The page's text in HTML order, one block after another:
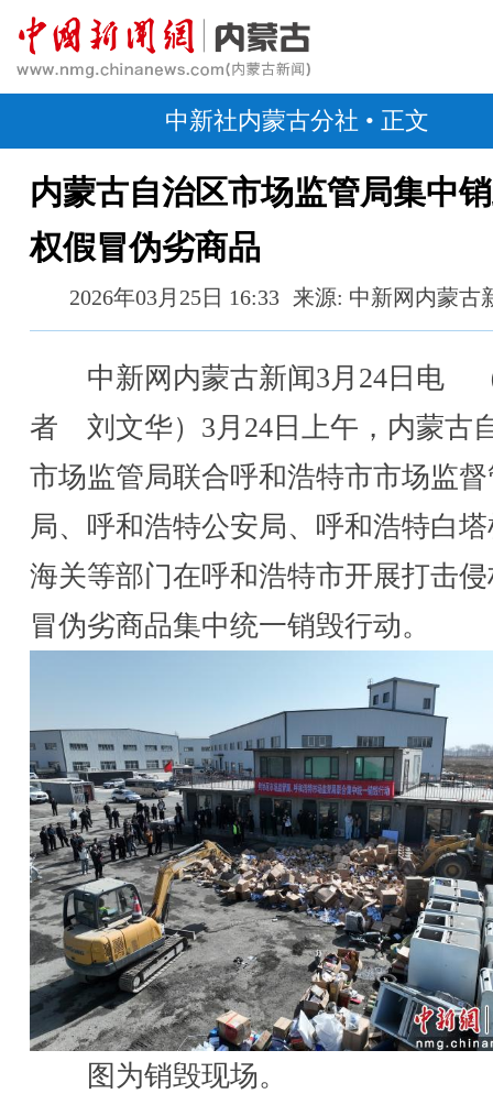
中新社内蒙古分社 • 正文
内蒙古自治区市场监管局集中
权假冒伪劣商品
2026年03月25日 16:33 来源: 中新网内蒙古
中新网内蒙古新闻3月24日电
者 刘文华）3月24日上午，内蒙古
市场监管局联合呼和浩特市市场监
局、呼和浩特公安局、呼和浩特白
海关等部门在呼和浩特市开展打击
冒伪劣商品集中统一销毁行动。
图为销毁现场。